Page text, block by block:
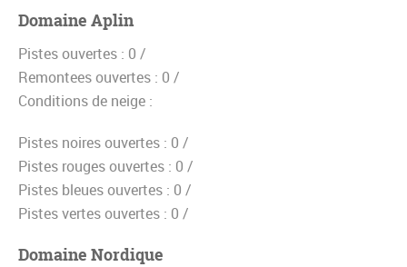
Domaine Aplin
Pistes ouvertes : 0 /
Remontees ouvertes : 0 /
Conditions de neige :
Pistes noires ouvertes : 0 /
Pistes rouges ouvertes : 0 /
Pistes bleues ouvertes : 0 /
Pistes vertes ouvertes : 0 /
Domaine Nordique